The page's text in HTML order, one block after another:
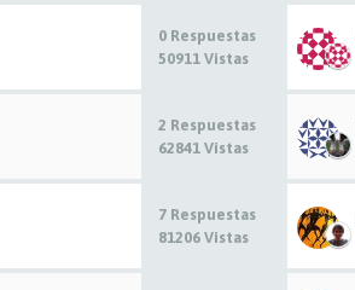
0 Respuestas
50911 Vistas
2 Respuestas
62841 Vistas
7 Respuestas
81206 Vistas